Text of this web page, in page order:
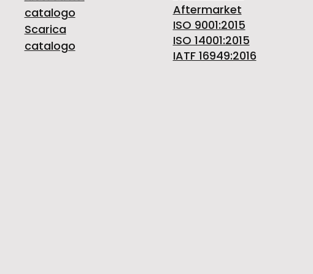
catalogo
Scarica
catalogo
Aftermarket
ISO 9001:2015
ISO 14001:2015
IATF 16949:2016